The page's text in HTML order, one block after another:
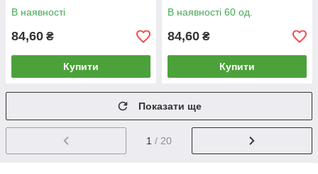
В наявності
84,60 ₴
Купити
В наявності 60 од.
84,60 ₴
Купити
Показати ще
1 / 20